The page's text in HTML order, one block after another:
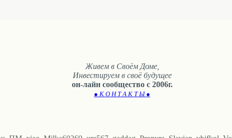
Живем в Своём Доме,
Инвестируем в своё будущее
он-лайн сообщество с 2006г.
● К О Н Т А К Т Ы ●